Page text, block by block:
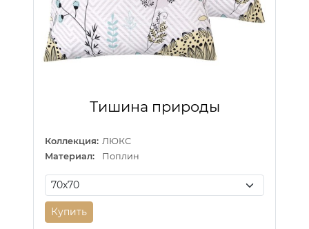
Тишина природы
Коллекция: ЛЮКС
Материал:
Поплин
Купить